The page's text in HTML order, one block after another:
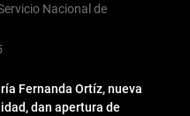
Nacional de
Fernanda Ortíz, nueva
dan apertura de